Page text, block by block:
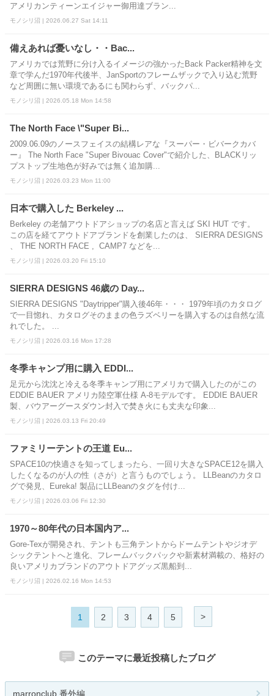
アメリカンティーンエイジャー御用達ブラン...
モノシリ沼 | 2026.06.27 Sat 14:11
備えあれば憂いなし・・Bac...
アメリカでは荒野に分け入るイメージの強かったBack Packer精神を文
章で学んだ1970年代後半、JanSportのフレームザックで入り込む荒野
など周囲に無い環境であるにも関わらず、バックパ...
モノシリ沼 | 2026.05.18 Mon 14:58
The North Face \"Super Bi...
2009.06.09のノースフェイスの結構レアな『スーパー・ビバークカバ
ー』 The North Face "Super Bivouac Cover"で紹介した、BLACKリッ
プストップ生地色が好みでは無く追加購...
モノシリ沼 | 2026.03.23 Mon 11:00
日本で購入した Berkeley ...
Berkeley の老舗アウトドアショップの名店と言えば SKI HUT です。
この店を経てアウトドアブランドを創業したのは、 SIERRA DESIGNS
、 THE NORTH FACE , CAMP7 などを...
モノシリ沼 | 2026.03.20 Fri 15:10
SIERRA DESIGNS 46歳の Day...
SIERRA DESIGNS "Daytripper"購入後46年・・・ 1979年頃のカタログ
で一目惚れ、カタログそのままの色ラズベリーを購入するのは自然な流
れでした。 ...
モノシリ沼 | 2026.03.16 Mon 17:28
冬季キャンプ用に購入 EDDI...
足元から沈沈と冷える冬季キャンプ用にアメリカで購入したのがこの
EDDIE BAUER アメリカ陸空軍仕様 A-8モデルです。 EDDIE BAUER
製、バウアーグースダウン封入で焚き火にも丈夫な印象...
モノシリ沼 | 2026.03.13 Fri 20:49
ファミリーテントの王道 Eu...
SPACE10の快適さを知ってしまったら、一回り大きなSPACE12を購入
したくなるのが人の性（さが）と言うものでしょう。 LLBeanのカタロ
グで発見、Eureka! 製品にLLBeanのタグを付け...
モノシリ沼 | 2026.03.06 Fri 12:30
1970～80年代の日本国内ア...
Gore-Texが開発され、テントも三角テントからドームテントやジオデ
シックテントへと進化、フレームバックパックや新素材満載の、格好の
良いアメリカブランドのアウトドアグッズ黒船到...
モノシリ沼 | 2026.02.16 Mon 14:53
1 2 3 4 5 >
このテーマに最近投稿したブログ
marronclub 番外編